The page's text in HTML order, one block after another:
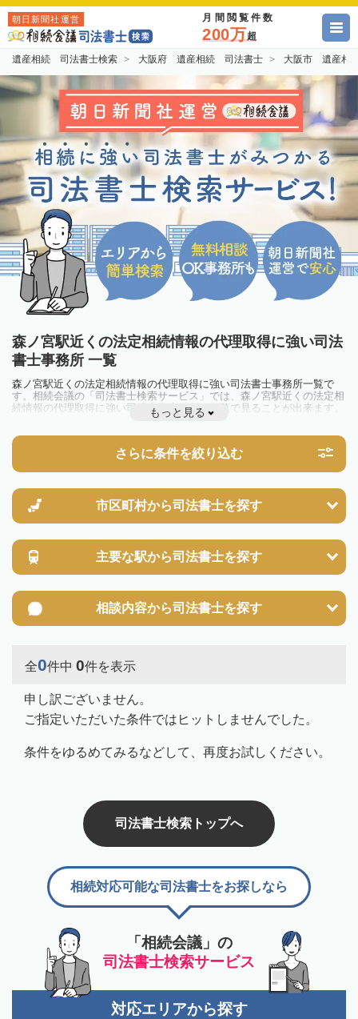
朝日新聞社運営 月間閲覧件数
200万超
遺産相続 司法書士検索 大阪府 遺産相続 司法書士 大阪市 遺産相
森ノ宮駅近くの法定相続情報の代理取得に強い司法
書士事務所 一覧
森ノ宮駅近くの法定相続情報の代理取得に強い司法書士事務所一覧で
す。相続会議の「司法書士検索サービス」では、森ノ宮駅近くの法定相
続情報の代理取得に強い司法書士事務所を一覧で見ることが出来ます。
相続のトラブルやお悩みを抱えている方は一度近隣の司法書士に相談し
もっと見る
さらに条件を絞り込む
市区町村から司法書士を探す
主要な駅から司法書士を探す
相談内容から司法書士を探す
全0件中 0件を表示
申し訳ございません。
ご指定いただいた条件ではヒットしませんでした。
条件をゆるめてみるなどして、再度お試しください。
司法書士検索トップへ
「相続会議」の
司法書士検索サービス
相続対応可能な司法書士をお探しなら
対応エリアから探す